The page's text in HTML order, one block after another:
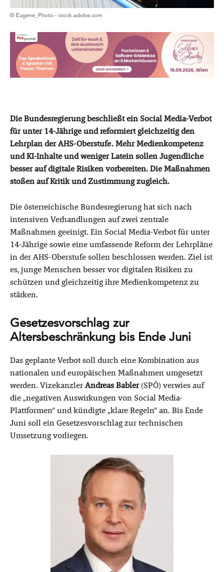
© Eugene_Photo - stock.adobe.com
Die Bundesregierung beschließt ein Social Media-Verbot
für unter 14-Jährige und reformiert gleichzeitig den
Lehrplan der AHS-Oberstufe. Mehr Medienkompetenz
und KI-Inhalte und weniger Latein sollen Jugendliche
besser auf digitale Risiken vorbereiten. Die Maßnahmen
stoßen auf Kritik und Zustimmung zugleich.
Die österreichische Bundesregierung hat sich nach
intensiven Verhandlungen auf zwei zentrale
Maßnahmen geeinigt. Ein Social Media-Verbot für unter
14-Jährige sowie eine umfassende Reform der Lehrpläne
in der AHS-Oberstufe sollen beschlossen werden. Ziel ist
es, junge Menschen besser vor digitalen Risiken zu
schützen und gleichzeitig ihre Medienkompetenz zu
stärken.
Gesetzesvorschlag zur
Altersbeschränkung bis Ende Juni
Das geplante Verbot soll durch eine Kombination aus
nationalen und europäischen Maßnahmen umgesetzt
werden. VizekanzlerAndreas Babler(SPÖ) verwies auf
die „negativen Auswirkungen von Social Media-
Plattformen“ und kündigte „klare Regeln“ an. Bis Ende
Juni soll ein Gesetzesvorschlag zur technischen
Umsetzung vorliegen.